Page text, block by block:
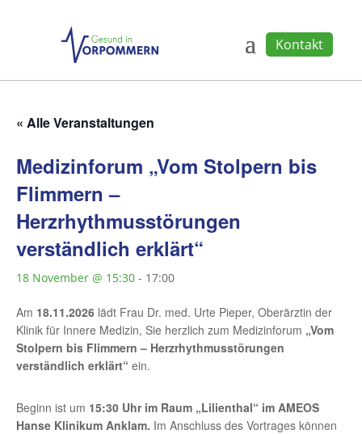
Kontakt
« Alle Veranstaltungen
Medizinforum „Vom Stolpern bis
Flimmern –
Herzrhythmusstörungen
verständlich erklärt“
18 November @ 15:30 - 17:00
Am 18.11.2026 lädt Frau Dr. med. Urte Pieper, Oberärztin der
Klinik für Innere Medizin, Sie herzlich zum Medizinforum „Vom
Stolpern bis Flimmern – Herzrhythmusstörungen
verständlich erklärt“ ein.
Beginn ist um 15:30 Uhr im Raum „Lilienthal“ im AMEOS
Hanse Klinikum Anklam. Im Anschluss des Vortrages können